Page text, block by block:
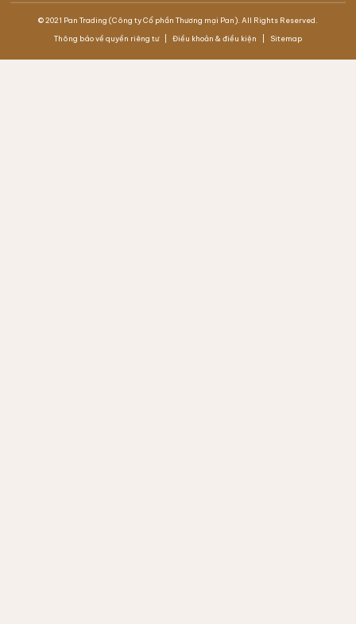
© 2021 Pan Trading (Công ty Cổ phần Thương mại Pan). All Rights Reserved.
Thông báo về quyền riêng tư Điều khoản & điều kiện Sitemap